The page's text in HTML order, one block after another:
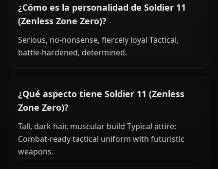
¿Cómo es la personalidad de Soldier 11
(Zenless Zone Zero)?
Serious, no-nonsense, fiercely loyal Tactical,
battle-hardened, determined.
¿Qué aspecto tiene Soldier 11 (Zenless
Zone Zero)?
Tall, dark hair, muscular build Typical attire:
Combat-ready tactical uniform with futuristic
weapons.